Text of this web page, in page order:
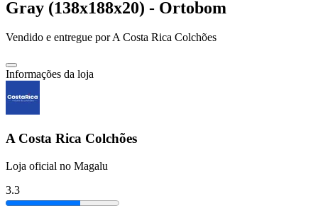
Gray (138x188x20) - Ortobom
Vendido e entregue porA Costa Rica Colchões
Informações da loja
A Costa Rica Colchões
Loja oficial no Magalu
3.3